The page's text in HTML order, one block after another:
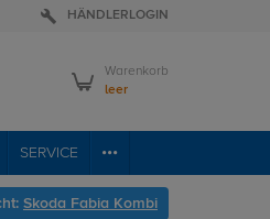
HÄNDLERLOGIN
Warenkorb
leer
SERVICE
Skoda Fabia Kombi